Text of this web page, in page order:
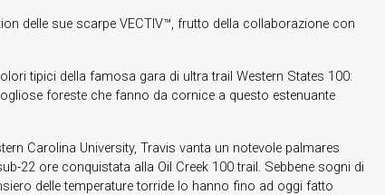
delle sue scarpe VECTIV™, frutto della collaborazione con
tipici della famosa gara di ultra trail Western States 100:
foreste che fanno da cornice a questo estenuante
Carolina University, Travis vanta un notevole palmares
22 ore conquistata alla Oil Creek 100 trail. Sebbene sogni di
delle temperature torride lo hanno fino ad oggi fatto